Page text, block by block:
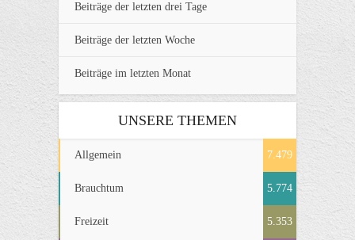
Beiträge der letzten drei Tage
Beiträge der letzten Woche
Beiträge im letzten Monat
UNSERE THEMEN
Allgemein 7.479
Brauchtum 5.774
Freizeit 5.353